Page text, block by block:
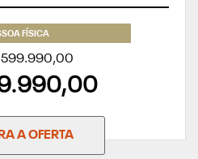
FÍSICA
599.990,00
A OFERTA